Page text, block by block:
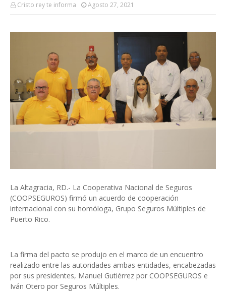
Cristo rey te informa Agosto 27, 2021
La Altagracia, RD.- La Cooperativa Nacional de Seguros
(COOPSEGUROS) firmó un acuerdo de cooperación
internacional con su homóloga, Grupo Seguros Múltiples de
Puerto Rico.
La firma del pacto se produjo en el marco de un encuentro
realizado entre las autoridades ambas entidades, encabezadas
por sus presidentes, Manuel Gutiérrez por COOPSEGUROS e
Iván Otero por Seguros Múltiples.